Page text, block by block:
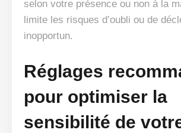
selon votre présence ou non à la
limite les risques d’oubli ou de
inopportun.
Réglages
pour optimiser la
sensibilité de